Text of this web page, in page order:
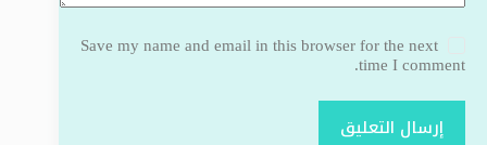
Save my name and email in this browser for the next
time I comment.
إرسال التعليق